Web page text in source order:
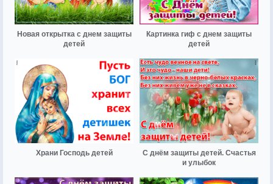
Новая открытка с днем защиты
детей
Картинка гиф с днем защиты
детей
Храни Господь детей
С днём защиты детей. Счастья
и улыбок